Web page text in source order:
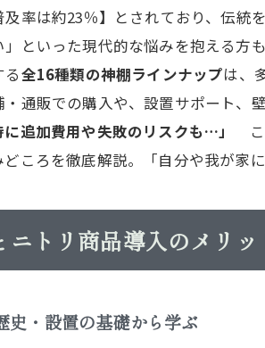
率は約23％】とされており、伝統
といった現代的な悩みを抱える方も
全16種類の神棚ラインナップは、
通販での購入や、設置サポート、
に追加費用や失敗のリスクも…」
こ
ころを徹底解説。「自分や我が家
ニトリ商品導入のメリ
史・設置の基礎から学ぶ